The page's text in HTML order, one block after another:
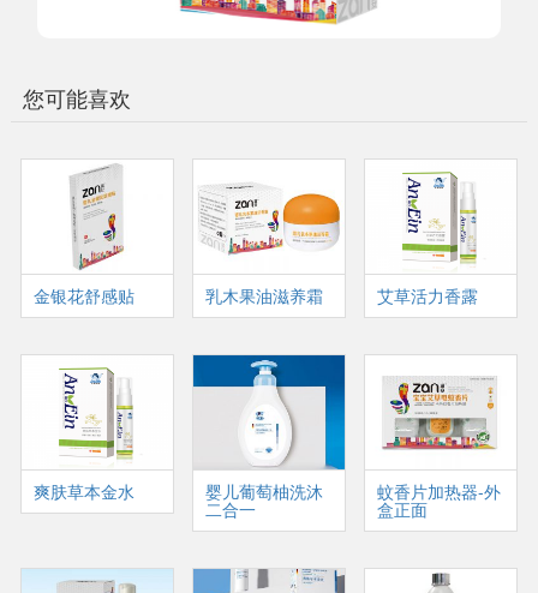
您可能喜欢
金银花舒感贴 乳木果油滋养霜 艾草活力香露
爽肤草本金水 婴儿葡萄柚洗沐
二合一
蚊香片加热器-外
盒正面